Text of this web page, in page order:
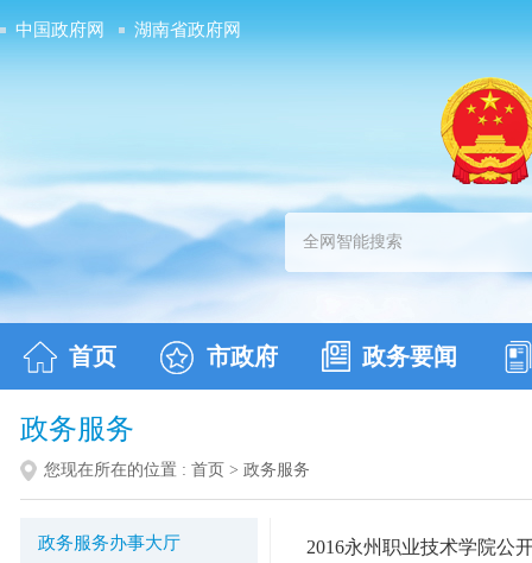
中国政府网 湖南省政府网
首页 市政府 政务要闻
政务服务
您现在所在的位置 : 首页 > 政务服务
政务服务办事大厅 2016永州职业技术学院公